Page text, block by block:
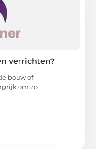
verrichten?
bouw of
om zo